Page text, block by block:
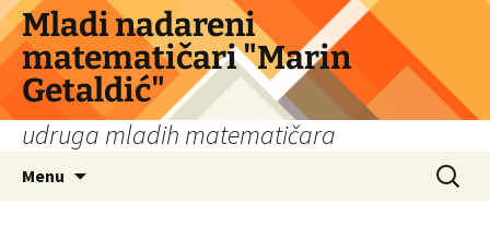
Skip
to
content
Mladi nadareni
matematičari "Marin
Getaldić"
udruga mladih matematičara
Menu
Search
for: